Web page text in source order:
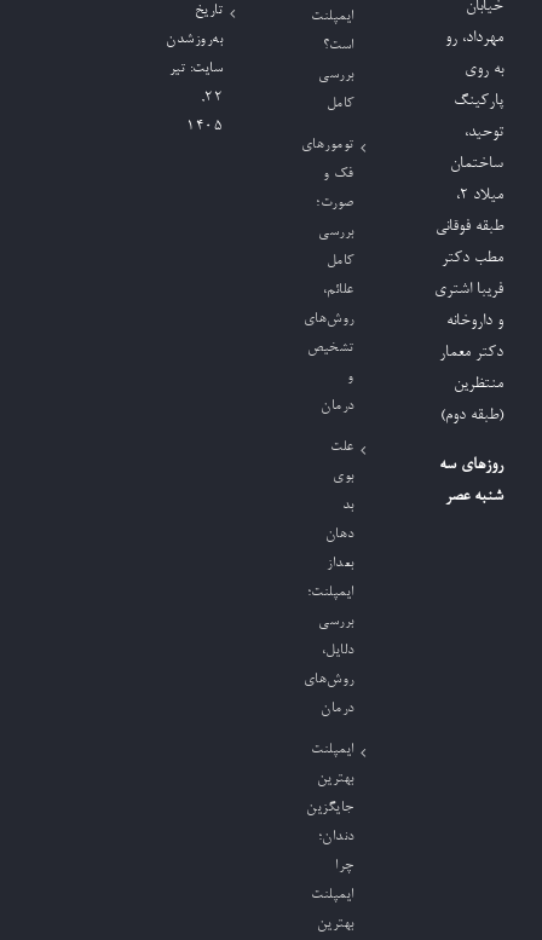
خیابان
مهرداد، رو
به روی
پارکینگ
توحید،
ساختمان
میلاد ٢،
طبقه فوقانی
مطب دکتر
فریبا اشتری
و داروخانه
دکتر معمار
منتظرین
(طبقه دوم)
روزهای سه
شنبه عصر
ایمپلنت
است؟
بررسی
کامل
تومورهای
فک و
صورت؛
بررسی
کامل
علائم،
روش‌های
تشخیص
و
درمان
علت
بوی
بد
دهان
بعداز
ایمپلنت؛
بررسی
دلایل،
روش‌های
درمان
ایمپلنت
بهترین
جایگزین
دندان؛
چرا
ایمپلنت
بهترین
تاریخ
به‌روزشدن
سایت: تیر
۲۲,
۱۴۰۵